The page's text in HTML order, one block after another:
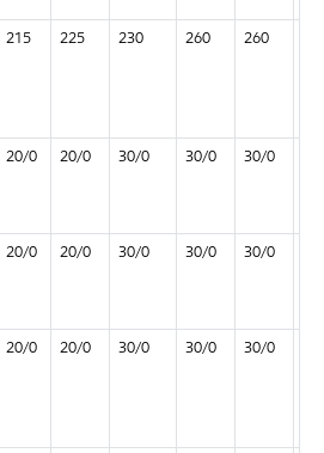
215 225 230 260 260
20/0 20/0 30/0 30/0 30/0
20/0 20/0 30/0 30/0 30/0
20/0 20/0 30/0 30/0 30/0